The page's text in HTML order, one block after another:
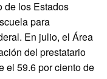
de los Estados
para
En julio, el Área
del prestatario
el 59.6 por ciento de